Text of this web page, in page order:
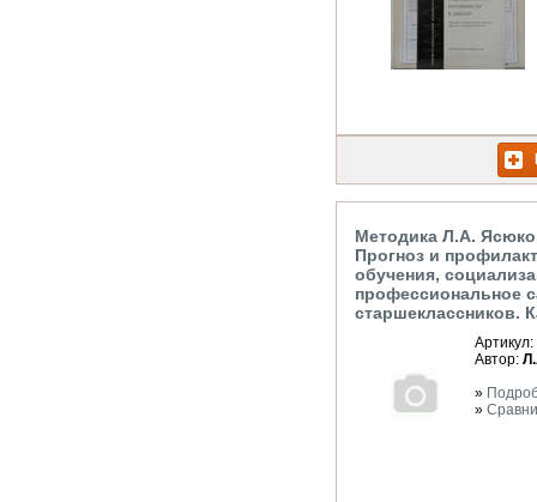
Методика Л.А.
Прогноз и
обучения,
профессиональное
старшеклассников.
Артикул:
Автор:
»
»